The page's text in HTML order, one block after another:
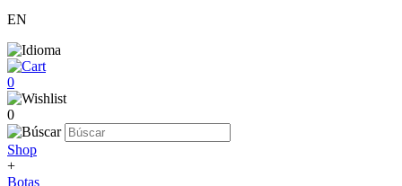
EN
0
0
Shop
+
Botas